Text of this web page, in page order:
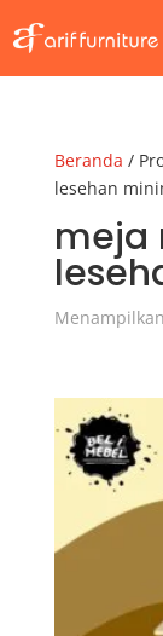
Beranda /
lesehan
meja